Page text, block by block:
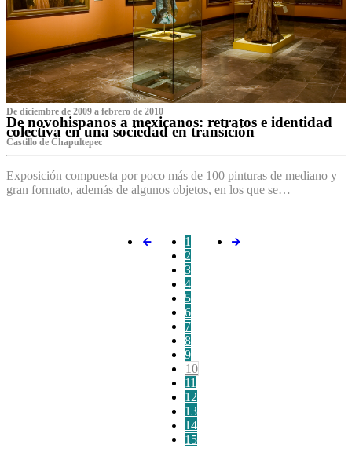
De diciembre de 2009 a febrero de 2010
De novohispanos a mexicanos: retratos e identidad
colectiva en una sociedad en transición
Castillo de Chapultepec
Exposición compuesta por poco más de 100 pinturas de mediano y
gran formato, además de algunos objetos, en los que se…
1
2
3
4
5
6
7
8
9
10
11
12
13
14
15